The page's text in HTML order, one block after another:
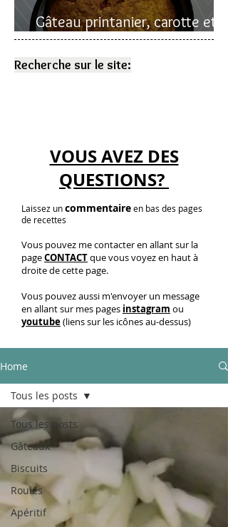
Gâteau printanier, carotte et
rhubarbe
Recherche sur le site:
VOUS AVEZ DES
QUESTIONS?
Laissez uncommentaireen bas des pages
de recettes
Vous pouvez me contacter en allant sur la
pageCONTACTque vous voyez en haut à
droite de cette page.
Vous pouvez aussi m'envoyer un message
en allant sur mes pages instagram ou
youtube(liens sur les icônes au-dessus)
Home
Tous les posts
Gâteaux
Biscuits
Roulés
Apéritif
Tous les posts